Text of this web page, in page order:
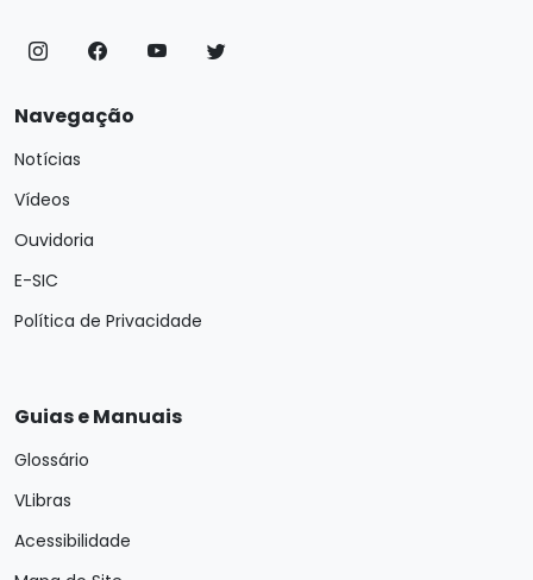
Navegação
Notícias
Vídeos
Ouvidoria
E-SIC
Política de Privacidade
Guias e Manuais
Glossário
VLibras
Acessibilidade